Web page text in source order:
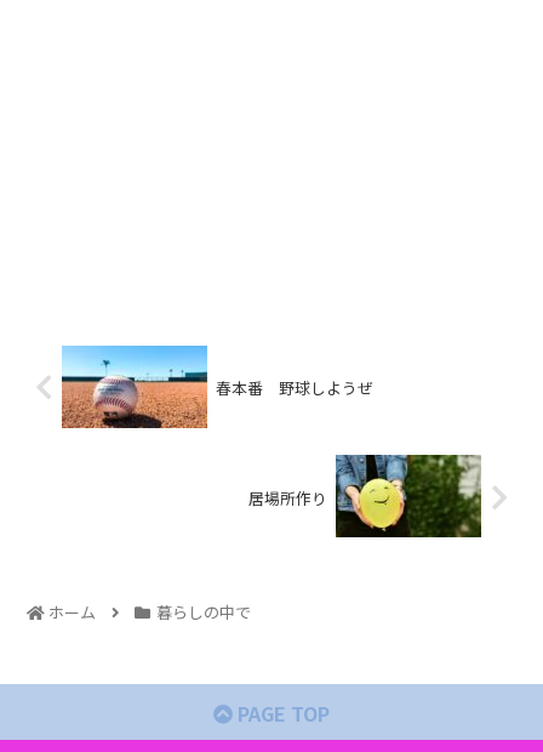
春本番 野球しようぜ
居場所作り
ホーム 暮らしの中で
PAGE TOP